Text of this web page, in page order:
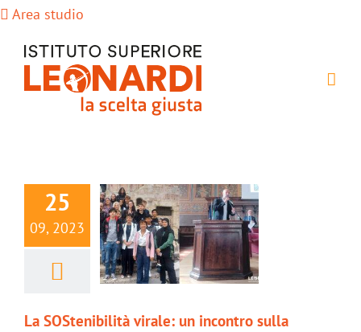
Salta
contenuto
Area studio
25
09, 2023
La SOStenibilità virale: un incontro sulla